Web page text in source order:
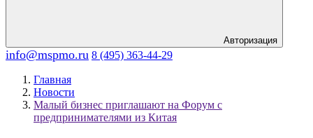
Авторизация
info@mspmo.ru 8 (495) 363-44-29
Главная
Новости
Малый бизнес приглашают на Форум с
предпринимателями из Китая